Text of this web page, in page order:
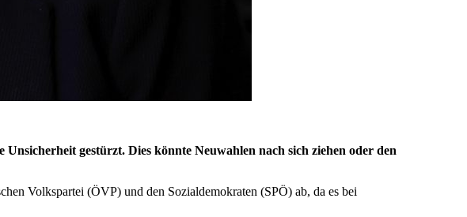
gestürzt. Dies könnte Neuwahlen nach sich ziehen oder den
Volkspartei (ÖVP) und den Sozialdemokraten (SPÖ) ab, da es bei